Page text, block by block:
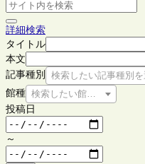
詳細検索
タイトル
本文
記事種別
検索したい記事種別
館種 検索したい館種を選択して
投稿日
～